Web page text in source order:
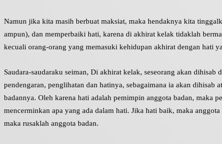
Namun jika kita masih berbuat maksiat, maka hendaknya kita
ampun), dan memperbaiki hati, karena di akhirat kelak tidaklah
kecuali orang-orang yang memasuki kehidupan akhirat dengan hati
Saudara-saudaraku seiman, Di akhirat kelak, seseorang akan dihisab
pendengaran, penglihatan dan hatinya, sebagaimana ia akan dihisab
badannya. Oleh karena hati adalah pemimpin anggota badan, maka
mencerminkan apa yang ada dalam hati. Jika hati baik, maka
maka rusaklah anggota badan.